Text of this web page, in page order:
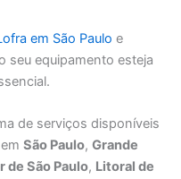
em São Paulo e
seu equipamento esteja
de serviços disponíveis
emSão Paulo,Grande
de São Paulo, Litoral de